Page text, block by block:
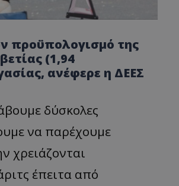
προϋπολογισμό της
(1,94
ανέφερε η ΔΕΕΣ
δύσκολες
να παρέχουμε
χρειάζονται
έπειτα από